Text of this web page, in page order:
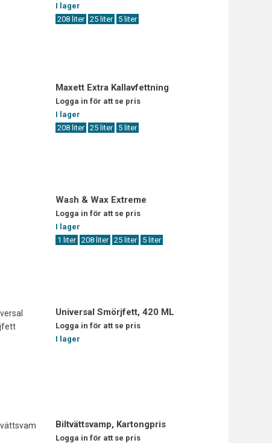
I lager
208 liter 25 liter 5 liter
Maxett Extra Kallavfettning
Logga in för att se pris
I lager
208 liter 25 liter 5 liter
Wash & Wax Extreme
Logga in för att se pris
I lager
1 liter 208 liter 25 liter 5 liter
Universal Smörjfett, 420 ML
Logga in för att se pris
I lager
Biltvättsvamp, Kartongpris
Logga in för att se pris